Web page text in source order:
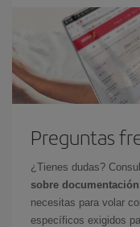
Preguntas
¿Tienes dudas?
sobre documentación
necesitas para volar
específicos exigidos